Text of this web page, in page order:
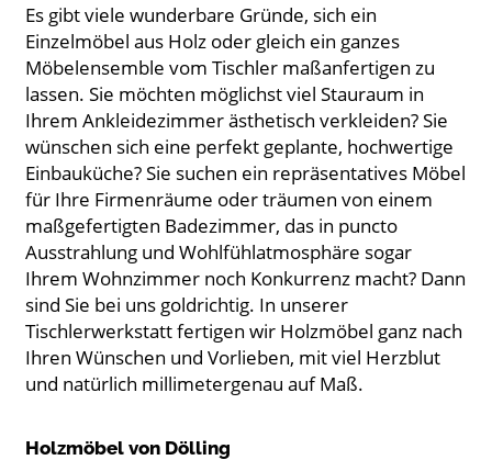
Es gibt viele wunderbare Gründe, sich ein
Einzelmöbel aus Holz oder gleich ein ganzes
Möbelensemble vom Tischler maßanfertigen zu
lassen. Sie möchten möglichst viel Stauraum in
Ihrem Ankleidezimmer ästhetisch verkleiden? Sie
wünschen sich eine perfekt geplante, hochwertige
Einbauküche? Sie suchen ein repräsentatives Möbel
für Ihre Firmenräume oder träumen von einem
maßgefertigten Badezimmer, das in puncto
Ausstrahlung und Wohlfühlatmosphäre sogar
Ihrem Wohnzimmer noch Konkurrenz macht? Dann
sind Sie bei uns goldrichtig. In unserer
Tischlerwerkstatt fertigen wir Holzmöbel ganz nach
Ihren Wünschen und Vorlieben, mit viel Herzblut
und natürlich millimetergenau auf Maß.
Holzmöbel von Dölling